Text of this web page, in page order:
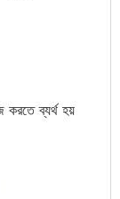
করতে ব্যর্থ হয়